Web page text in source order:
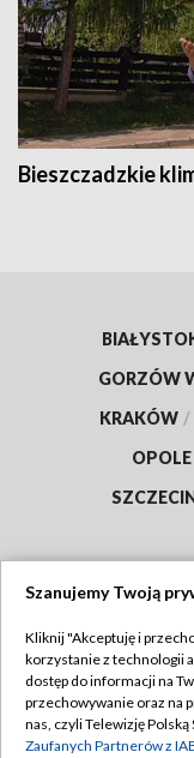
Bieszczadzkie
GORZÓW
KRAKÓW /
OPOLE
Abonament TVP
Emisja w TVP
Szanujemy Twoją
Kliknij "Akceptuję i
korzystanie z technologii
dostęp do informacji na
przechowywanie oraz na
nas, czyli Telewizję Polską
Zaufanych Partnerów z